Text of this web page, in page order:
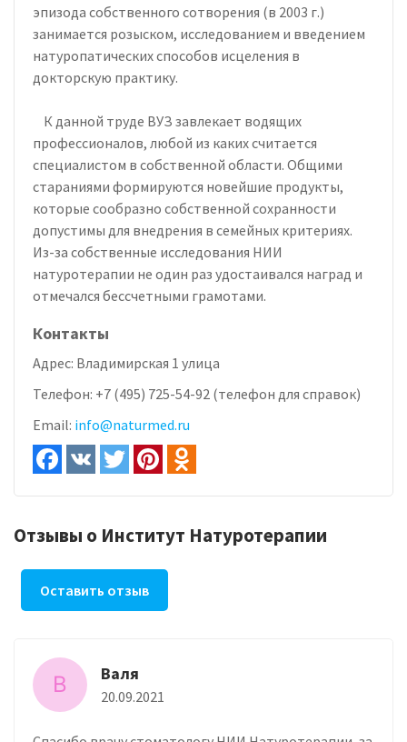
эпизода собственного сотворения (в 2003 г.)
занимается розыском, исследованием и введением
натуропатических способов исцеления в
докторскую практику.
К данной труде ВУЗ завлекает водящих
профессионалов, любой из каких считается
специалистом в собственной области. Общими
стараниями формируются новейшие продукты,
которые сообразно собственной сохранности
допустимы для внедрения в семейных критериях.
Из-за собственные исследования НИИ
натуротерапии не один раз удостаивался наград и
отмечался бессчетными грамотами.
Контакты
Адрес: Владимирская 1 улица
Телефон: +7 (495) 725-54-92 (телефон для справок)
Email: info@naturmed.ru
Отзывы о Институт Натуротерапии
Оставить отзыв
В Валя
20.09.2021